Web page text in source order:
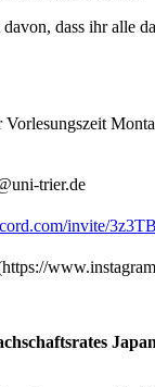
dass ihr alle
Vorlesungszeit
trier.de
invite/